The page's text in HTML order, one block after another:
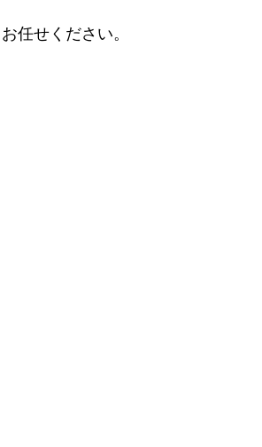
任せください。